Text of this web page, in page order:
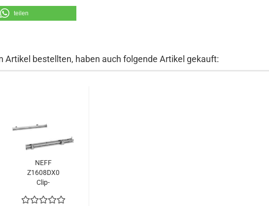
teilen
Artikel bestellten, haben auch folgende Artikel gekauft:
NEFF
Z1608DX0
Clip-